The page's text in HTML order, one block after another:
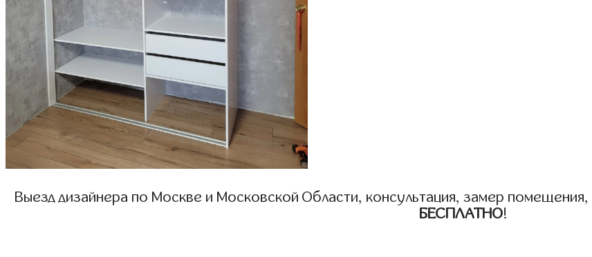
Выезд дизайнера по Москве и Московской Области, консультация, замер помещения,
БЕСПЛАТНО!